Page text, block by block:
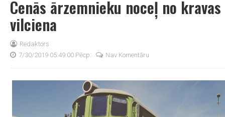
Cenās ārzemnieku noceļ no kravas
vilciena
Redaktors
7/30/2019 05:49:00 Pēcp.
Nav Komentāru